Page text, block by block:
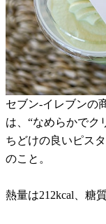
セブン-イレブンの
は、“なめらかでク
ちどけの良いピス
のこと。
熱量は212kcal、糖